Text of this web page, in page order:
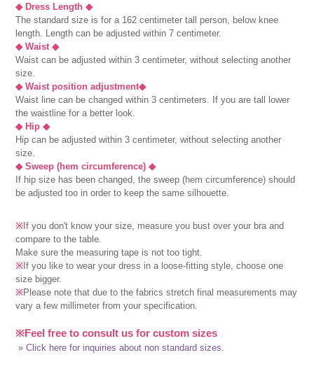
◆ Dress Length ◆
The standard size is for a 162 centimeter tall person, below knee
length. Length can be adjusted within 7 centimeter.
◆ Waist ◆
Waist can be adjusted within 3 centimeter, without selecting another
size.
◆ Waist position adjustment◆
Waist line can be changed within 3 centimeters. If you are tall lower
the waistline for a better look.
◆ Hip ◆
Hip can be adjusted within 3 centimeter, without selecting another
size.
◆ Sweep (hem circumference) ◆
If hip size has been changed, the sweep (hem circumference) should
be adjusted too in order to keep the same silhouette.
※ If you don't know your size, measure you bust over your bra and
compare to the table.
Make sure the measuring tape is not too tight.
※ If you like to wear your dress in a loose-fitting style, choose one
size bigger.
※Please note that due to the fabrics stretch final measurements may
vary a few millimeter from your specification.
※Feel free to consult us for custom sizes
» Click here for inquiries about non standard sizes.